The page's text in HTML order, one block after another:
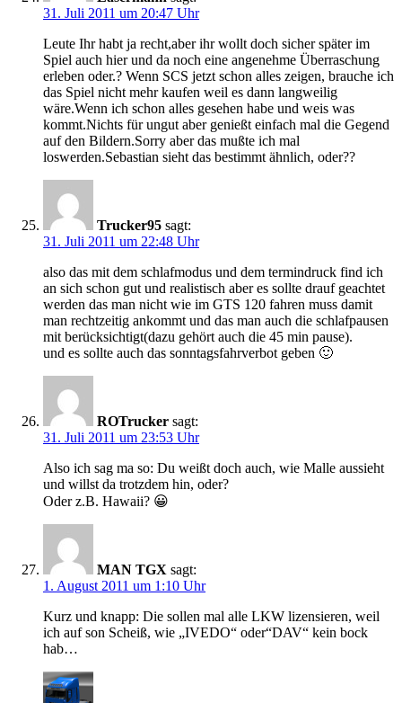
31. Juli 2011 um 20:47 Uhr
Leute Ihr habt ja recht,aber ihr wollt doch sicher später im
Spiel auch hier und da noch eine angenehme Überraschung
erleben oder.? Wenn SCS jetzt schon alles zeigen, brauche ich
das Spiel nicht mehr kaufen weil es dann langweilig
wäre.Wenn ich schon alles gesehen habe und weis was
kommt.Nichts für ungut aber genießt einfach mal die Gegend
auf den Bildern.Sorry aber das mußte ich mal
loswerden.Sebastian sieht das bestimmt ähnlich, oder??
Trucker95 sagt:
31. Juli 2011 um 22:48 Uhr
also das mit dem schlafmodus und dem termindruck find ich
an sich schon gut und realistisch aber es sollte drauf geachtet
werden das man nicht wie im GTS 120 fahren muss damit
man rechtzeitig ankommt und das man auch die schlafpausen
mit berücksichtigt(dazu gehört auch die 45 min pause).
und es sollte auch das sonntagsfahrverbot geben 🙂
ROTrucker sagt:
31. Juli 2011 um 23:53 Uhr
Also ich sag ma so: Du weißt doch auch, wie Malle aussieht
und willst da trotzdem hin, oder?
Oder z.B. Hawaii? 😀
MAN TGX sagt:
1. August 2011 um 1:10 Uhr
Kurz und knapp: Die sollen mal alle LKW lizensieren, weil
ich auf son Scheiß, wie „IVEDO“ oder“DAV“ kein bock
hab…